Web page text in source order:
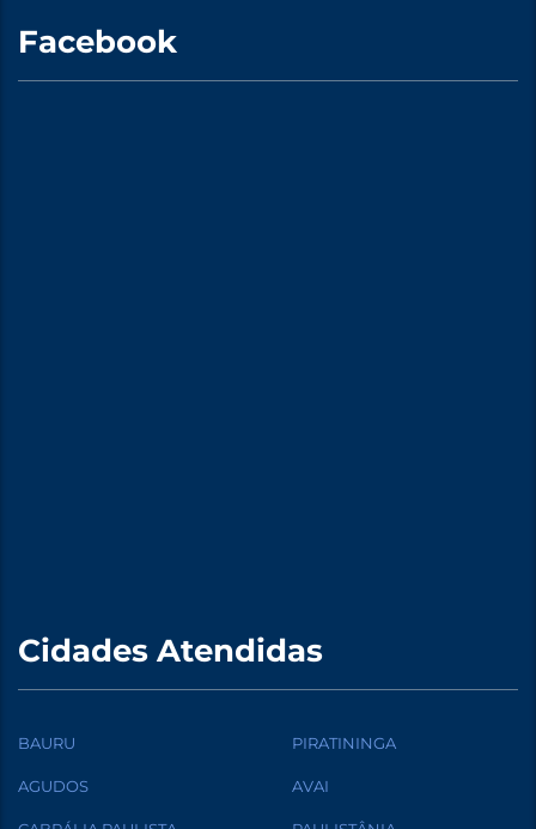
Facebook
Cidades Atendidas
BAURU PIRATININGA
AGUDOS AVAI